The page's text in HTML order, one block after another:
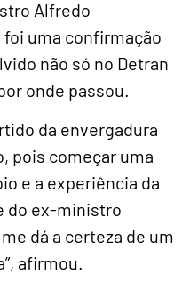
Alfredo
uma confirmação
não só no Detran
onde passou.
da envergadura
pois começar uma
e a experiência da
do ex-ministro
dá a certeza de um
afirmou.